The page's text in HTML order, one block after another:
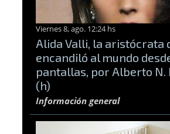
Viernes 8, ago. 12:24 hs
Alida Valli, la aristócrata
encandiló al mundo
pantallas, por Alberto
(h)
Información general